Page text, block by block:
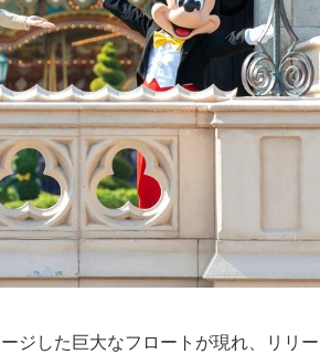
ジした巨大なフロートが現れ、リリー